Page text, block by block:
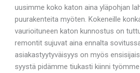
uusimme koko katon aina yläpohjan
puurakenteita myöten. Kokeneille
vaurioituneen katon kunnostus on
remontit sujuvat aina ennalta
asiakastyytyväisyys on myös
syystä pidämme tiukasti kiinni